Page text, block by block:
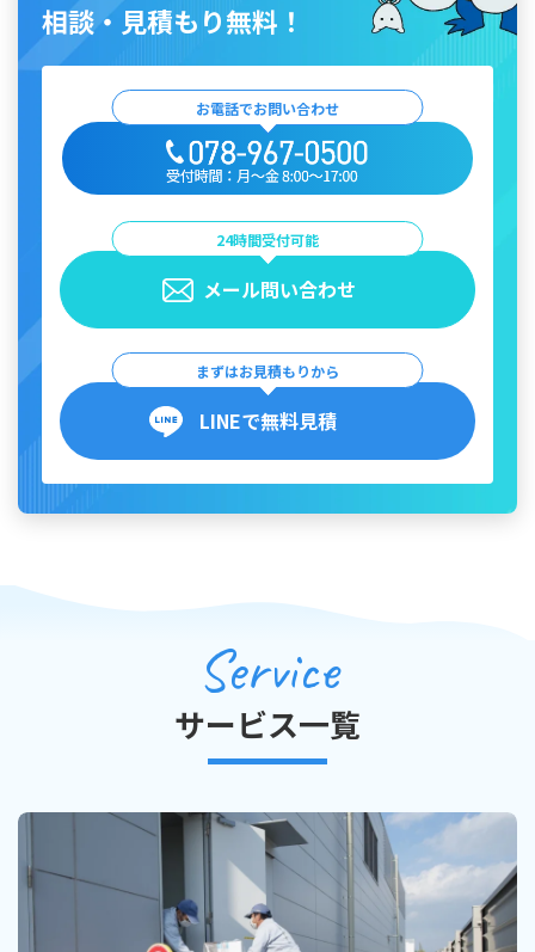
相談・見積もり無料！
お電話でお問い合わせ
24時間受付可能
メール問い合わせ
まずはお見積もりから
LINEで無料見積
Service
サービス一覧